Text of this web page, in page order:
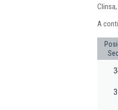
A